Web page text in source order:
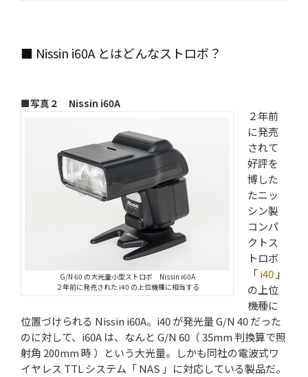
■ Nissin i60A とはどんなストロボ？
■写真２ Nissin i60A
G/N 60 の大光量小型ストロボ Nissin i60A
２年前に発売された i40 の上位機種に相当する
２年前
に発売
されて
好評を
博した
たニッ
シン製
コンパ
クトス
トロボ
「i40 」
の上位
機種に
位置づけられる Nissin i60A。i40 が発光量 G/N 40 だった
のに対して、i60A は、なんと G/N 60（ 35mm 判換算で照
射角 200mm 時 ）という大光量。しかも同社の電波式ワ
イヤレス TTL システム「 NAS 」に対応している製品だ。